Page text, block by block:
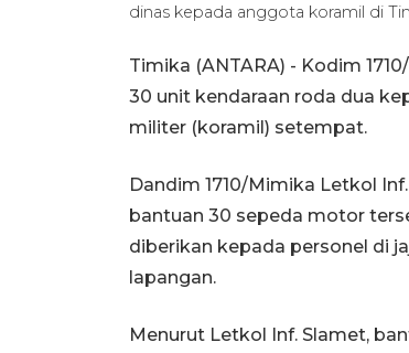
dinas kepada anggota koramil di
Timika (ANTARA) - Kodim
30 unit kendaraan roda dua
militer (koramil) setempat.
Dandim 1710/Mimika Letkol
bantuan 30 sepeda motor
diberikan kepada personel di
lapangan.
Menurut Letkol Inf. Slamet,